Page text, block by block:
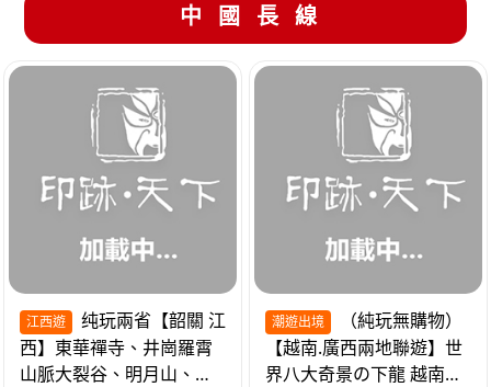
中國長線
江西遊
西】東華禪寺、井崗羅霄
山脈大裂谷、明月山、仙
潮遊出境
【越南.廣西兩地聯遊】世
界八大奇景の下龍 越南首